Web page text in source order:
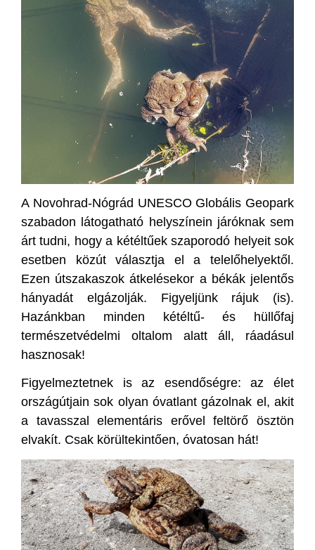
A Novohrad-Nógrád UNESCO Globális Geopark
szabadon látogatható helyszínein járóknak sem
árt tudni, hogy a kétéltűek szaporodó helyeit sok
esetben közút választja el a telelőhelyektől.
Ezen útszakaszok átkelésekor a békák jelentős
hányadát elgázolják. Figyeljünk rájuk (is).
Hazánkban minden kétéltű- és hüllőfaj
természetvédelmi oltalom alatt áll, ráadásul
hasznosak!
Figyelmeztetnek is az esendőségre: az élet
országútjain sok olyan óvatlant gázolnak el, akit
a tavasszal elementáris erővel feltörő ösztön
elvakít. Csak körültekintően, óvatosan hát!